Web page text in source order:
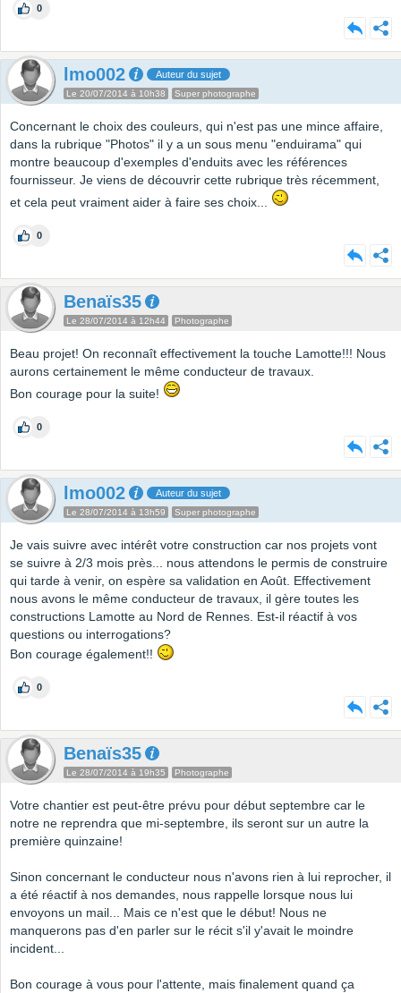
0
lmo002 Auteur du sujet
Le 20/07/2014 à 10h38 Super photographe
Concernant le choix des couleurs, qui n'est pas une mince affaire,
dans la rubrique "Photos" il y a un sous menu "enduirama" qui
montre beaucoup d'exemples d'enduits avec les références
fournisseur. Je viens de découvrir cette rubrique très récemment,
et cela peut vraiment aider à faire ses choix...
0
Benaïs35
Le 28/07/2014 à 12h44 Photographe
Beau projet! On reconnaît effectivement la touche Lamotte!!! Nous
aurons certainement le même conducteur de travaux.
Bon courage pour la suite!
0
lmo002 Auteur du sujet
Le 28/07/2014 à 13h59 Super photographe
Je vais suivre avec intérêt votre construction car nos projets vont
se suivre à 2/3 mois près... nous attendons le permis de construire
qui tarde à venir, on espère sa validation en Août. Effectivement
nous avons le même conducteur de travaux, il gère toutes les
constructions Lamotte au Nord de Rennes. Est-il réactif à vos
questions ou interrogations?
Bon courage également!!
0
Benaïs35
Le 28/07/2014 à 19h35 Photographe
Votre chantier est peut-être prévu pour début septembre car le
notre ne reprendra que mi-septembre, ils seront sur un autre la
première quinzaine!
Sinon concernant le conducteur nous n'avons rien à lui reprocher, il
a été réactif à nos demandes, nous rappelle lorsque nous lui
envoyons un mail... Mais ce n'est que le début! Nous ne
manquerons pas d'en parler sur le récit s'il y'avait le moindre
incident...
Bon courage à vous pour l'attente, mais finalement quand ça